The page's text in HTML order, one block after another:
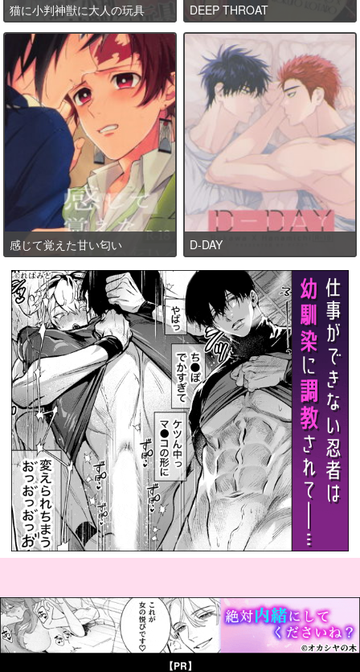
【PR】
猫に小判神獣に大人の玩具 DEEP THROAT
感じて覚えた甘い匂い D-DAY
© Boys Books(ボーイズブックス)